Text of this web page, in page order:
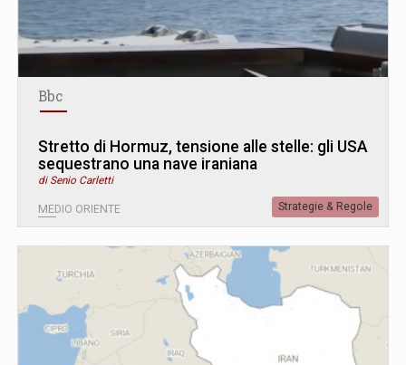
Bbc
Stretto di Hormuz, tensione alle stelle: gli USA
sequestrano una nave iraniana
di Senio Carletti
MEDIO ORIENTE Strategie & Regole